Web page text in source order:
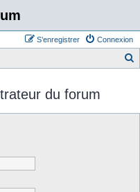
Connexion
S’enregistrer
du forum